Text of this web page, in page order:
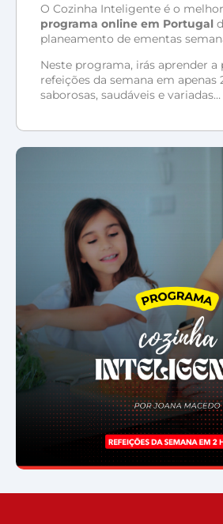
O Cozinha Inteligente é o
programa online em Portugal
planeamento de ementas
Neste programa, irás aprender a
refeições da semana em apenas
saborosas, saudáveis e variadas…